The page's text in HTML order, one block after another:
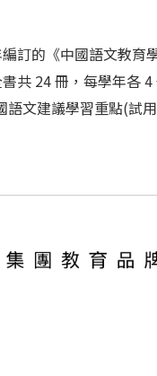
訂的《中國語文教
共 24 冊，每學年
文建議學習重點(試